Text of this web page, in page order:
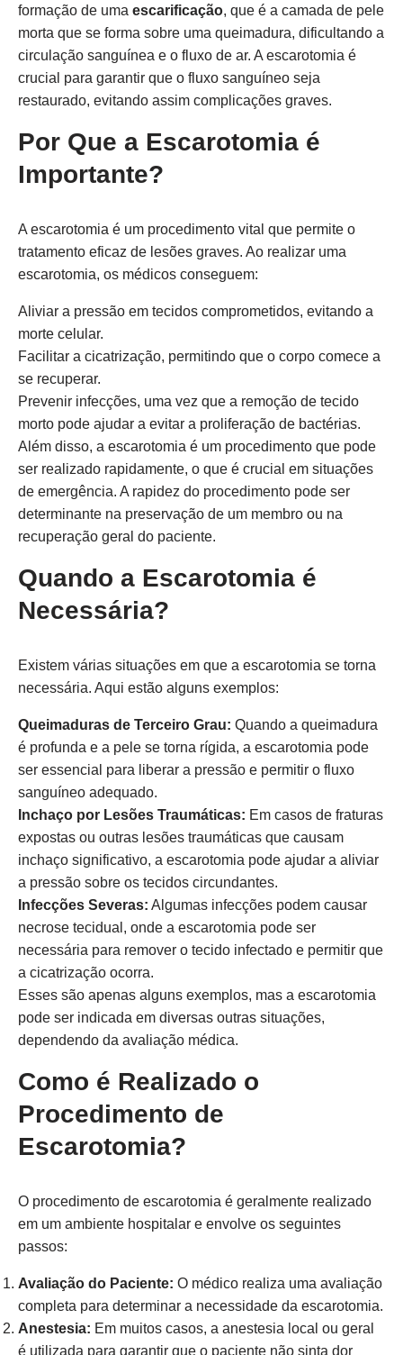
formação de uma escarificação, que é a camada de pele
morta que se forma sobre uma queimadura, dificultando a
circulação sanguínea e o fluxo de ar. A escarotomia é
crucial para garantir que o fluxo sanguíneo seja
restaurado, evitando assim complicações graves.
Por Que a Escarotomia é
Importante?
A escarotomia é um procedimento vital que permite o
tratamento eficaz de lesões graves. Ao realizar uma
escarotomia, os médicos conseguem:
Aliviar a pressão em tecidos comprometidos, evitando a
morte celular.
Facilitar a cicatrização, permitindo que o corpo comece a
se recuperar.
Prevenir infecções, uma vez que a remoção de tecido
morto pode ajudar a evitar a proliferação de bactérias.
Além disso, a escarotomia é um procedimento que pode
ser realizado rapidamente, o que é crucial em situações
de emergência. A rapidez do procedimento pode ser
determinante na preservação de um membro ou na
recuperação geral do paciente.
Quando a Escarotomia é
Necessária?
Existem várias situações em que a escarotomia se torna
necessária. Aqui estão alguns exemplos:
Queimaduras de Terceiro Grau: Quando a queimadura
é profunda e a pele se torna rígida, a escarotomia pode
ser essencial para liberar a pressão e permitir o fluxo
sanguíneo adequado.
Inchaço por Lesões Traumáticas: Em casos de fraturas
expostas ou outras lesões traumáticas que causam
inchaço significativo, a escarotomia pode ajudar a aliviar
a pressão sobre os tecidos circundantes.
Infecções Severas: Algumas infecções podem causar
necrose tecidual, onde a escarotomia pode ser
necessária para remover o tecido infectado e permitir que
a cicatrização ocorra.
Esses são apenas alguns exemplos, mas a escarotomia
pode ser indicada em diversas outras situações,
dependendo da avaliação médica.
Como é Realizado o
Procedimento de
Escarotomia?
O procedimento de escarotomia é geralmente realizado
em um ambiente hospitalar e envolve os seguintes
passos:
Avaliação do Paciente: O médico realiza uma avaliação
completa para determinar a necessidade da escarotomia.
Anestesia: Em muitos casos, a anestesia local ou geral
é utilizada para garantir que o paciente não sinta dor